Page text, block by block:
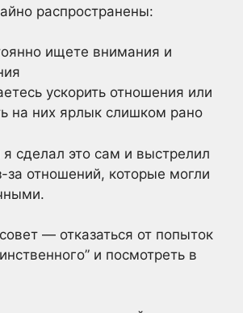
распространены:
ищете внимания и
ускорить отношения или
на них ярлык слишком рано
сделал это сам и выстрелил
за отношений, которые могли
— отказаться от попыток
и посмотреть в